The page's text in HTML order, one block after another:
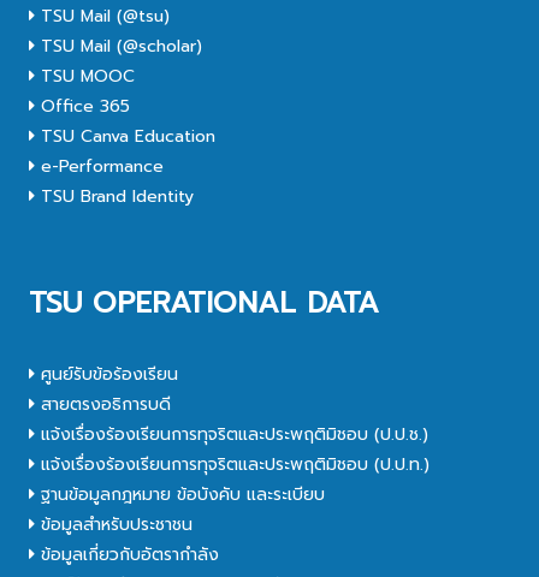
TSU Mail (@tsu)
TSU Mail (@scholar)
TSU MOOC
Office 365
TSU Canva Education
e-Performance
TSU Brand Identity
TSU OPERATIONAL DATA
ศูนย์รับข้อร้องเรียน
สายตรงอธิการบดี
แจ้งเรื่องร้องเรียนการทุจริตและประพฤติมิชอบ (ป.ป.ช.)
แจ้งเรื่องร้องเรียนการทุจริตและประพฤติมิชอบ (ป.ป.ท.)
ฐานข้อมูลกฎหมาย ข้อบังคับ และระเบียบ
ข้อมูลสำหรับประชาชน
ข้อมูลเกี่ยวกับอัตรากำลัง